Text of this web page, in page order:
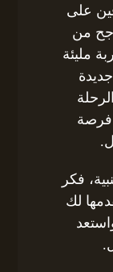
على
من
مليئة
فرصة
فكر
لك